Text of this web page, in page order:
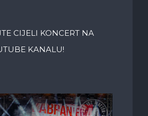
CIJELI KONCERT NA
KANALU!